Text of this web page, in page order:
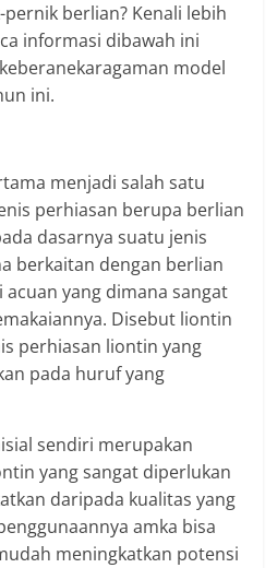
berlian? Kenali lebih
informasi dibawah ini
model
ini.
menjadi salah satu
perhiasan berupa berlian
dasarnya suatu jenis
berkaitan dengan berlian
yang dimana sangat
Disebut liontin
perhiasan liontin yang
pada huruf yang
sendiri merupakan
yang sangat diperlukan
daripada kualitas yang
amka bisa
meningkatkan potensi